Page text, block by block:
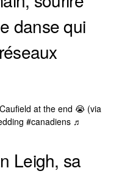
danse qui
at the end 😭 (via
#canadiens ♬
Leigh, sa